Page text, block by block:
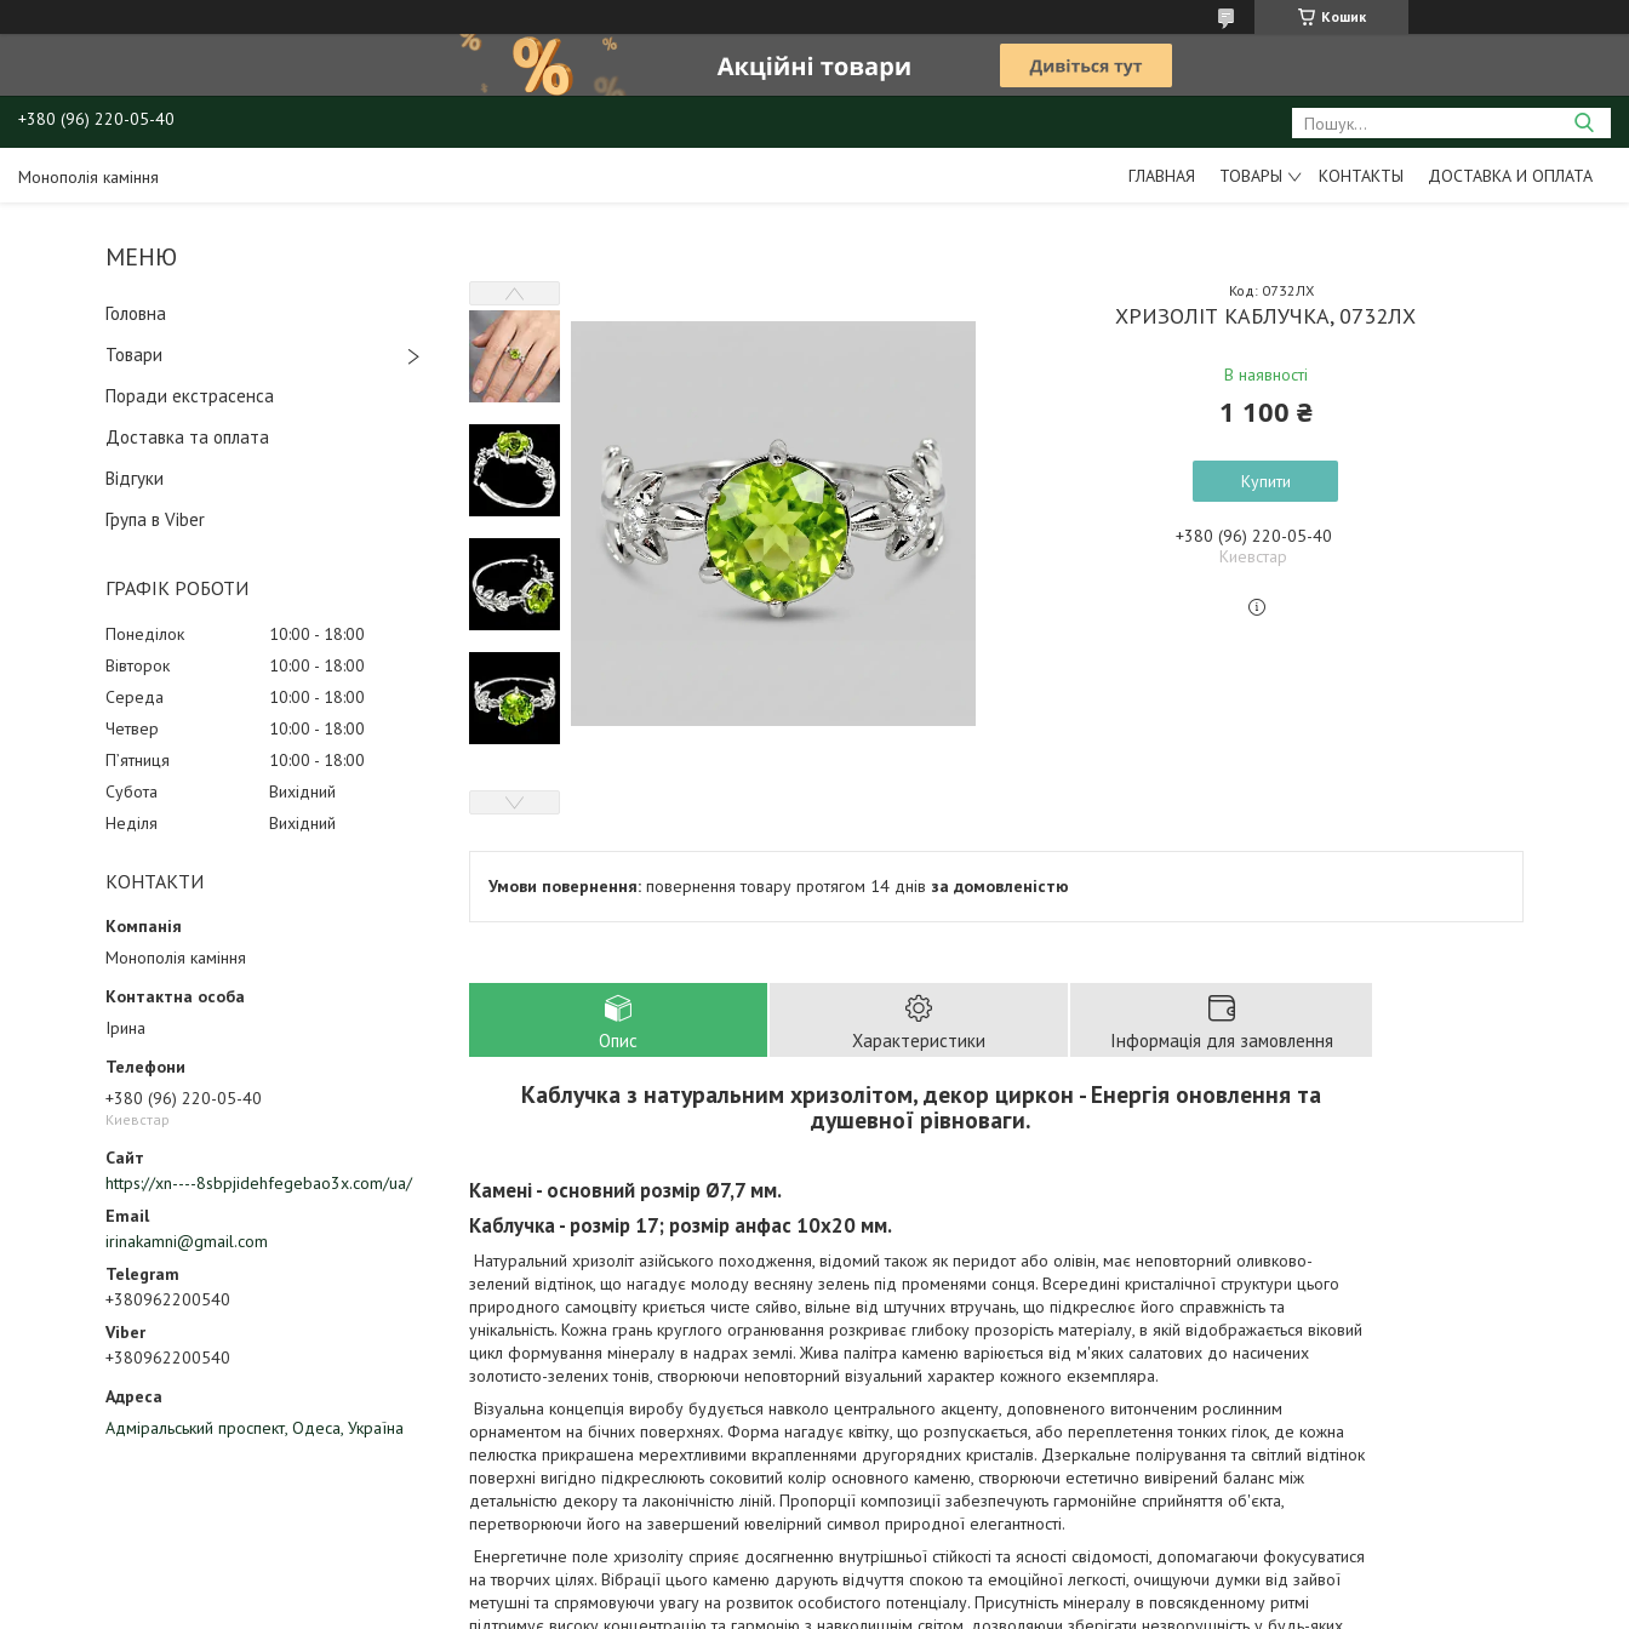
Кошик
+380 (96) 220-05-40
Монополія каміння ГЛАВНАЯ ТОВАРЫ КОНТАКТЫ ДОСТАВКА И ОПЛАТА
Головна
Товари
Поради екстрасенса
Доставка та оплата
Відгуки
Група в Viber
ГРАФІК РОБОТИ
Понеділок 10:00
18:00
Вівторок
10:00
18:00
Середа
10:00
18:00
Четвер
10:00
18:00
Пʼятниця
10:00
18:00
Субота
Вихідний
Неділя
Вихідний
КОНТАКТИ
Монополія каміння
Ірина
+380 (96) 220-05-40
Киевстар
https://xn----8sbpjidehfegebao3x.com/ua/
irinakamni@gmail.com
+380962200540
+380962200540
Адміральський проспект, Одеса, Україна
ХРИЗОЛІТ КАБЛУЧКА, 0732ЛХ
В наявності
Код: 0732ЛХ
1 100 ₴
Купити
+380 (96) 220-05-40
Киевстар
повернення товару протягом 14 днів за домовленістю
Опис Характеристики Інформація для замовлення
Каблучка з натуральним хризолітом, декор циркон - Енергія оновлення та
душевної рівноваги.
Камені - основний розмір Ø7,7 мм.
Каблучка - розмір 17; розмір анфас 10х20 мм.
Натуральний хризоліт азійського походження, відомий також як перидот або олівін, має неповторний оливково-
зелений відтінок, що нагадує молоду весняну зелень під променями сонця. Всередині кристалічної структури цього
природного самоцвіту криється чисте сяйво, вільне від штучних втручань, що підкреслює його справжність та
унікальність. Кожна грань круглого огранювання розкриває глибоку прозорість матеріалу, в якій відображається віковий
цикл формування мінералу в надрах землі. Жива палітра каменю варіюється від м'яких салатових до насичених
золотисто-зелених тонів, створюючи неповторний візуальний характер кожного екземпляра.
Візуальна концепція виробу будується навколо центрального акценту, доповненого витонченим рослинним
орнаментом на бічних поверхнях. Форма нагадує квітку, що розпускається, або переплетення тонких гілок, де кожна
пелюстка прикрашена мерехтливими вкрапленнями другорядних кристалів. Дзеркальне полірування та світлий відтінок
поверхні вигідно підкреслюють соковитий колір основного каменю, створюючи естетично вивірений баланс між
детальністю декору та лаконічністю ліній. Пропорції композиції забезпечують гармонійне сприйняття об'єкта,
перетворюючи його на завершений ювелірний символ природної елегантності.
Енергетичне поле хризоліту сприяє досягненню внутрішньої стійкості та ясності свідомості, допомагаючи фокусуватися
на творчих цілях. Вібрації цього каменю дарують відчуття спокою та емоційної легкості, очищуючи думки від зайвої
метушні та спрямовуючи увагу на розвиток особистого потенціалу. Присутність мінералу в повсякденному ритмі